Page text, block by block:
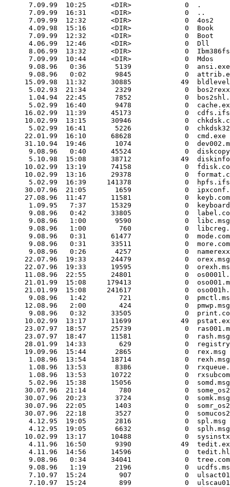
7.09.99  10:25      <DIR>             0  .
7.09.99  16:31      <DIR>             0  ..
7.09.99  12:32      <DIR>             0  4os2
4.09.98  15:16      <DIR>             0  Book
7.09.99  12:32      <DIR>             0  Boot
4.06.99  12:46      <DIR>             0  Dll
8.06.99  13:32      <DIR>             0  Ibm386fs
7.09.99  10:44      <DIR>             0  Mdos
9.08.96   0:36       5139             0  ansi.exe
9.08.96   0:02       9845             0
15.09.98  11:32      30885            49
5.02.93  21:34       2329             0
1.04.94  22:45       7852             0
5.02.99  16:40       9478             0
16.02.99  11:39      45173             0  cdfs.ifs
10.02.99  13:15      30946             0
5.02.99  16:41       5226             0
22.01.99  16:10      68628             0  cmd.exe
31.10.94  19:46       1074             0
9.08.96   0:40      45524             0
5.10.98  15:08      38712            49
10.02.99  13:19      74158             0
10.02.99  13:16      29378             0
5.02.99  16:39     141378             0  hpfs.ifs
30.07.96  21:05       1659             0
27.08.96  11:47      11581             0  keyb.com
1.09.95   7:37      15329             0
9.08.96   0:42      33805             0
9.08.96   1:00       9590             0  libc.msg
9.08.96   1:00        760             0
9.08.96   0:31      61477             0  mode.com
9.08.96   0:31      33511             0  more.com
9.08.96   0:26       4257             0
22.07.96  19:33      24479             0  orex.msg
22.07.96  19:33      19595             0
11.08.96  22:55      24801             0
21.01.99  15:08     179413             0
21.01.99  15:08     241617             0
9.08.96   1:42        721             0
12.08.96   2:00        424             0  pmwp.msg
9.08.96   0:32      33505             0
10.02.99  13:17      11699            49
23.07.97  18:57      25739             0
23.07.97  18:47      11581             0  rash.msg
28.01.99  14:33        629             0
19.09.96  15:44       2865             0  rex.msg
1.08.96  13:54      18714             0  rexh.msg
1.08.96  13:53       8386             0
1.08.96  13:53      10722             0
5.02.96  15:38      15056             0  somd.msg
30.07.96  21:14        780             0
30.07.96  20:23       3724             0  somk.msg
30.07.96  22:05       1403             0
30.07.96  22:18       3527             0
4.12.95  19:05       2816             0  spl.msg
4.12.95  19:05       6632             0  splh.msg
10.02.99  13:17      10488             0
4.11.96  16:50       9390            49
4.11.96  14:56      14596             0
9.08.96   0:34      34041             0  tree.com
9.08.96   1:19       2196             0
7.10.97  15:24        907             0
7.10.97  15:24        899             0